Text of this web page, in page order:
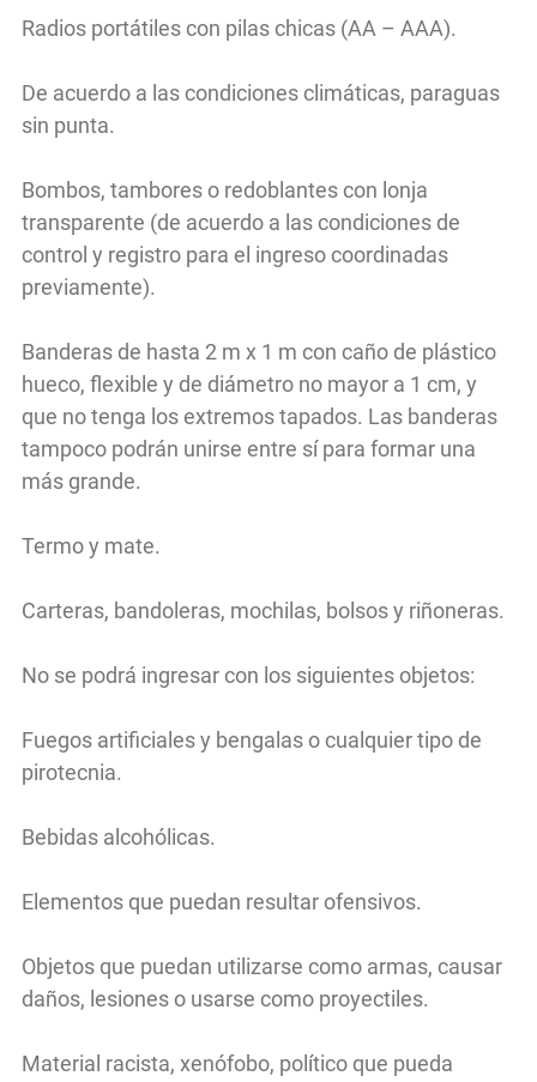
Radios portátiles con pilas chicas (AA – AAA).
De acuerdo a las condiciones climáticas, paraguas
sin punta.
Bombos, tambores o redoblantes con lonja
transparente (de acuerdo a las condiciones de
control y registro para el ingreso coordinadas
previamente).
Banderas de hasta 2 m x 1 m con caño de plástico
hueco, flexible y de diámetro no mayor a 1 cm, y
que no tenga los extremos tapados. Las banderas
tampoco podrán unirse entre sí para formar una
más grande.
Termo y mate.
Carteras, bandoleras, mochilas, bolsos y riñoneras.
No se podrá ingresar con los siguientes objetos:
Fuegos artificiales y bengalas o cualquier tipo de
pirotecnia.
Bebidas alcohólicas.
Elementos que puedan resultar ofensivos.
Objetos que puedan utilizarse como armas, causar
daños, lesiones o usarse como proyectiles.
Material racista, xenófobo, político que pueda